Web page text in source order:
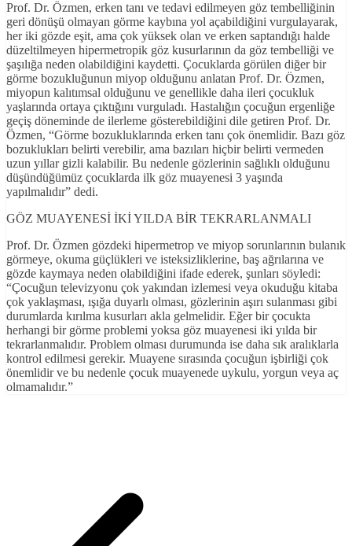
Prof. Dr. Özmen, erken tanı ve tedavi edilmeyen göz tembelliğinin
geri dönüşü olmayan görme kaybına yol açabildiğini vurgulayarak,
her iki gözde eşit, ama çok yüksek olan ve erken saptandığı halde
düzeltilmeyen hipermetropik göz kusurlarının da göz tembelliği ve
şaşılığa neden olabildiğini kaydetti. Çocuklarda görülen diğer bir
görme bozukluğunun miyop olduğunu anlatan Prof. Dr. Özmen,
miyopun kalıtımsal olduğunu ve genellikle daha ileri çocukluk
yaşlarında ortaya çıktığını vurguladı. Hastalığın çocuğun ergenliğe
geçiş döneminde de ilerleme gösterebildiğini dile getiren Prof. Dr.
Özmen, “Görme bozukluklarında erken tanı çok önemlidir. Bazı göz
bozuklukları belirti verebilir, ama bazıları hiçbir belirti vermeden
uzun yıllar gizli kalabilir. Bu nedenle gözlerinin sağlıklı olduğunu
düşündüğümüz çocuklarda ilk göz muayenesi 3 yaşında
yapılmalıdır” dedi.
GÖZ MUAYENESİ İKİ YILDA BİR TEKRARLANMALI
Prof. Dr. Özmen gözdeki hipermetrop ve miyop sorunlarının bulanık
görmeye, okuma güçlükleri ve isteksizliklerine, baş ağrılarına ve
gözde kaymaya neden olabildiğini ifade ederek, şunları söyledi:
“Çocuğun televizyonu çok yakından izlemesi veya okuduğu kitaba
çok yaklaşması, ışığa duyarlı olması, gözlerinin aşırı sulanması gibi
durumlarda kırılma kusurları akla gelmelidir. Eğer bir çocukta
herhangi bir görme problemi yoksa göz muayenesi iki yılda bir
tekrarlanmalıdır. Problem olması durumunda ise daha sık aralıklarla
kontrol edilmesi gerekir. Muayene sırasında çocuğun işbirliği çok
önemlidir ve bu nedenle çocuk muayenede uykulu, yorgun veya aç
olmamalıdır.”